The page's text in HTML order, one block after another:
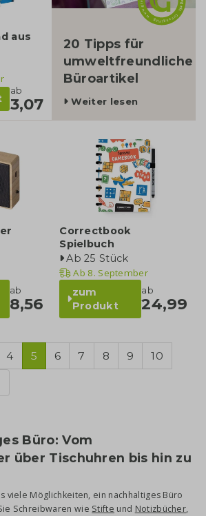
aus
ab
3,07
20 Tipps für
umweltfreundliche
Büroartikel
Weiter lesen
ab
8,56
Correctbook
Spielbuch
Ab 25 Stück
Ab 8. September
zum
Produkt
ab
24,99
4 5 6 7 8 9 10
Büro: Vom
über Tischuhren bis hin zu
viele Möglichkeiten, ein nachhaltiges Büro
Schreibwaren wie Stifte und Notizbücher,